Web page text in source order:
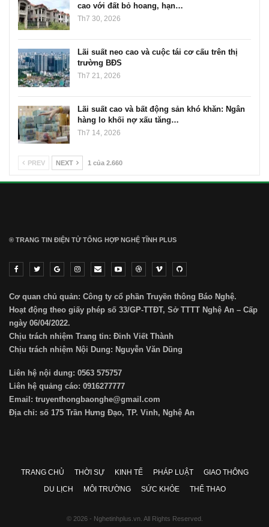
cao với đất bỏ hoang, hạn…
Th7 30, 2026
Lãi suất neo cao và cuộc tái cơ cấu trên thị
trường BĐS
Th7 21, 2026
Lãi suất cao và bất động sản khó khăn: Ngân
hàng lo khối nợ xấu tăng…
Th7 14, 2026
PREV NEXT 1 của 2.660
® TRANG TIN ĐIỆN TỬ ТỔNG HỢP NGHỆ TĨNH PLUS
Cơ quan chủ quản: Công ty cổ phần Truyền thông Báo Nghệ.
Hoạt động theo giấy phép số 33/GP-TTĐT, Sở TTTT Nghệ An – Cấp
ngày 06/04/2022.
Chịu trách nhiệm Trang tin: Đinh Viết Thành
Chịu trách nhiệm Nội Dung: Nguyễn Văn Dũng
Liên hệ nội dung: 0563 575757
Liên hệ quảng cáo: 0916277777
Email: truyenthongbaonghe@gmail.com
Địa chỉ: số 175 Trần Hưng Đạo, TP. Vinh, Nghệ An
TRANG CHỦ THỜI SỰ KINH TẾ PHÁP LUẬT
GIAO THÔNG
DU LỊCH
MÔI TRƯỜNG SỨC KHỎE THỂ THAO
© 2026 - Nghetinhplus.vn. All Rights Reserved.